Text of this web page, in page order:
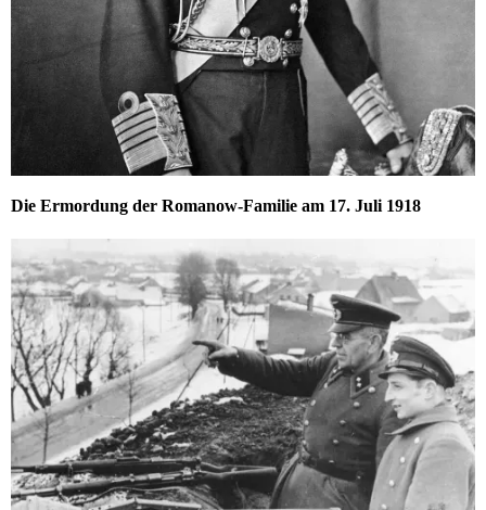
Die Ermordung der Romanow-Familie am 17. Juli 1918